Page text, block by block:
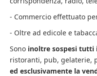
- Commercio effettuato
- Oltre ad edicole e
Sono inoltre sospesi tutti
ristoranti, pub, gelaterie,
ed esclusivamente la